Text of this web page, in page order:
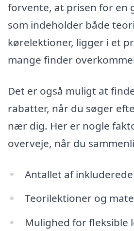
forvente, at prisen for en
som indeholder både
kørelektioner, ligger i et
mange finder
Det er også muligt at
rabatter, når du søger
nær dig. Her er nogle
overveje, når du
Antallet af
Teorilektioner og
Mulighed for fleksible